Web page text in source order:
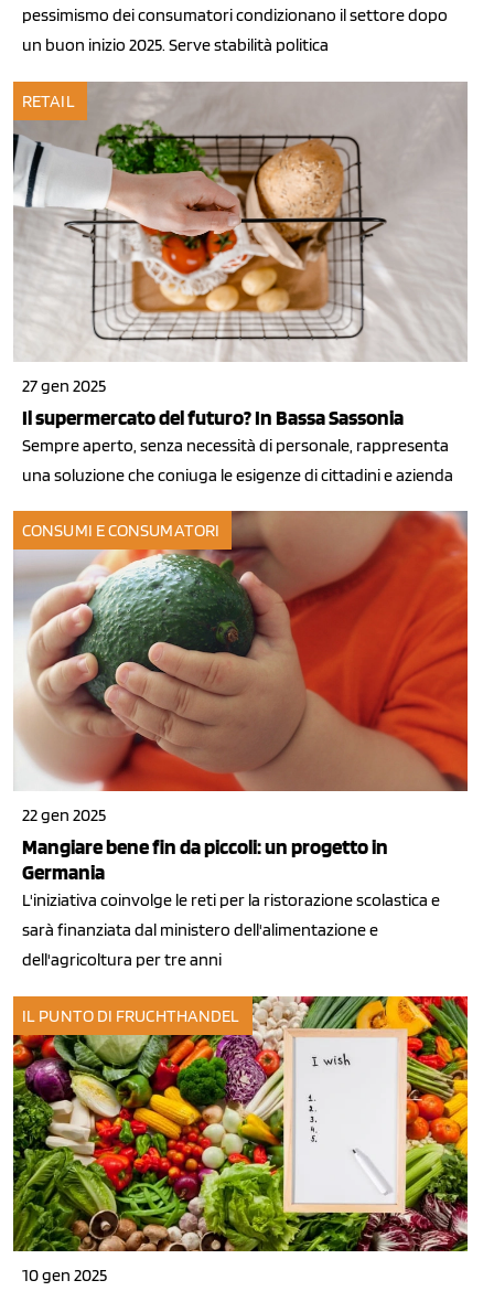
pessimismo dei consumatori condizionano il settore dopo
un buon inizio 2025. Serve stabilità politica
RETAIL
27 gen 2025
Il supermercato del futuro? In Bassa Sassonia
Sempre aperto, senza necessità di personale, rappresenta
una soluzione che coniuga le esigenze di cittadini e azienda
CONSUMI E CONSUMATORI
22 gen 2025
Mangiare bene fin da piccoli: un progetto in
Germania
L'iniziativa coinvolge le reti per la ristorazione scolastica e
sarà finanziata dal ministero dell'alimentazione e
dell'agricoltura per tre anni
IL PUNTO DI FRUCHTHANDEL
10 gen 2025